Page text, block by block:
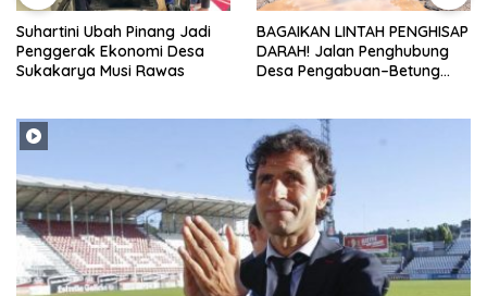
Suhartini Ubah Pinang Jadi
Penggerak Ekonomi Desa
Sukakarya Musi Rawas
BAGAIKAN LINTAH PENGHISAP
DARAH! Jalan Penghubung
Desa Pengabuan–Betung
Kerok